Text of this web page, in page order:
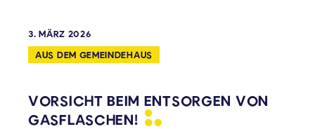
3. MÄRZ 2026
AUS DEM GEMEINDEHAUS
VORSICHT BEIM ENTSORGEN VON
GASFLASCHEN!